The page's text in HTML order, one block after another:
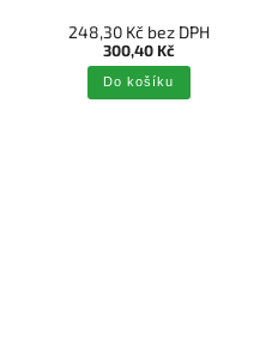
248,30 Kč bez DPH
300,40 Kč
Do košíku